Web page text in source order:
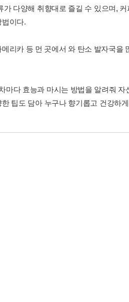
다양해 취향대로 즐길 수 있으며,
이다.
리카 등 먼 곳에서 와 탄소 발자국을
마다 효능과 마시는 방법을 알려줘 자
팁도 담아 누구나 향기롭고 건강하